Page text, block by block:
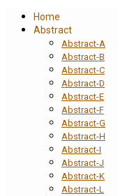
Home
Abstract
Abstract-A
Abstract-B
Abstract-C
Abstract-D
Abstract-E
Abstract-F
Abstract-G
Abstract-H
Abstract-I
Abstract-J
Abstract-K
Abstract-L